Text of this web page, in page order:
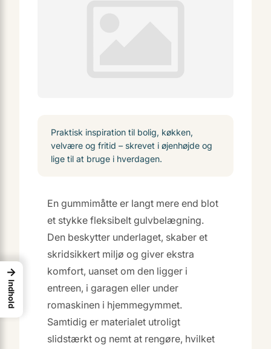
Praktisk inspiration til bolig, køkken,
velvære og fritid – skrevet i øjenhøjde og
lige til at bruge i hverdagen.
En gummimåtte er langt mere end blot
et stykke fleksibelt gulvbelægning.
Den beskytter underlaget, skaber et
skridsikkert miljø og giver ekstra
komfort, uanset om den ligger i
entreen, i garagen eller under
romaskinen i hjemmegymmet.
Samtidig er materialet utroligt
slidstærkt og nemt at rengøre, hvilket
→
Indhold